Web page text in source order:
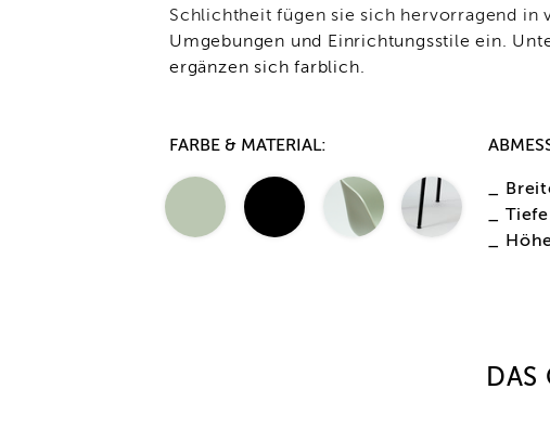
Schlichtheit fügen sie sich hervorragend in
Umgebungen und Einrichtungsstile ein.
ergänzen sich farblich.
FARBE & MATERIAL:
_
_
_
DAS